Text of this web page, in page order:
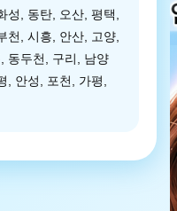
성, 동탄, 오산, 평택,
천, 시흥, 안산, 고양,
동두천, 구리, 남양
, 안성, 포천, 가평,